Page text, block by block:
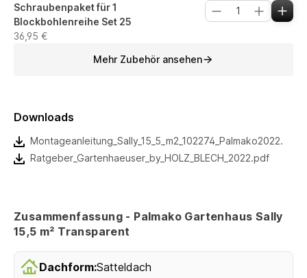
Schraubenpaket für 1
Blockbohlenreihe Set 25
36,95 €
Mehr Zubehör ansehen
Downloads
Montageanleitung_Sally_15_5_m2_102274_Palmako2022.pdf
Ratgeber_Gartenhaeuser_by_HOLZ_BLECH_2022.pdf
Zusammenfassung - Palmako Gartenhaus Sally
15,5 m² Transparent
Dachform:Satteldach